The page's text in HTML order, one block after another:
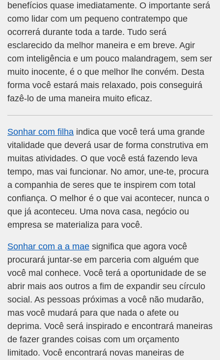
benefícios quase imediatamente. O importante será
como lidar com um pequeno contratempo que
ocorrerá durante toda a tarde. Tudo será
esclarecido da melhor maneira e em breve. Agir
com inteligência e um pouco malandragem, sem ser
muito inocente, é o que melhor lhe convém. Desta
forma você estará mais relaxado, pois conseguirá
fazê-lo de uma maneira muito eficaz.
Sonhar com filha indica que você terá uma grande
vitalidade que deverá usar de forma construtiva em
muitas atividades. O que você está fazendo leva
tempo, mas vai funcionar. No amor, une-te, procura
a companhia de seres que te inspirem com total
confiança. O melhor é o que vai acontecer, nunca o
que já aconteceu. Uma nova casa, negócio ou
empresa se materializa para você.
Sonhar com a a mae significa que agora você
procurará juntar-se em parceria com alguém que
você mal conhece. Você terá a oportunidade de se
abrir mais aos outros a fim de expandir seu círculo
social. As pessoas próximas a você não mudarão,
mas você mudará para que nada o afete ou
deprima. Você será inspirado e encontrará maneiras
de fazer grandes coisas com um orçamento
limitado. Você encontrará novas maneiras de